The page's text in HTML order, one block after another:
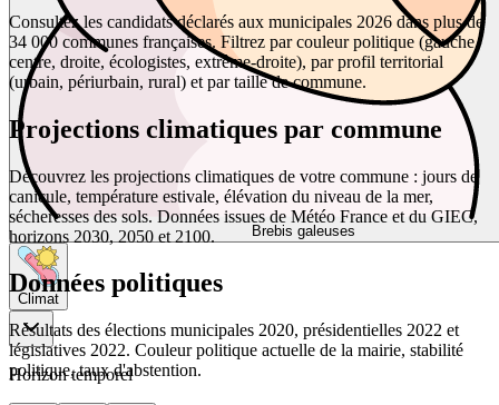
Brebis galeuses
Climat
Horizon temporel
Consultez les candidats déclarés aux municipales 2026 dans plus de
34 000 communes françaises. Filtrez par couleur politique (gauche,
centre, droite, écologistes, extrême-droite), par profil territorial
(urbain, périurbain, rural) et par taille de commune.
Projections climatiques par commune
Découvrez les projections climatiques de votre commune : jours de
canicule, température estivale, élévation du niveau de la mer,
sécheresses des sols. Données issues de Météo France et du GIEC,
horizons 2030, 2050 et 2100.
Données politiques
Résultats des élections municipales 2020, présidentielles 2022 et
législatives 2022. Couleur politique actuelle de la mairie, stabilité
politique, taux d'abstention.